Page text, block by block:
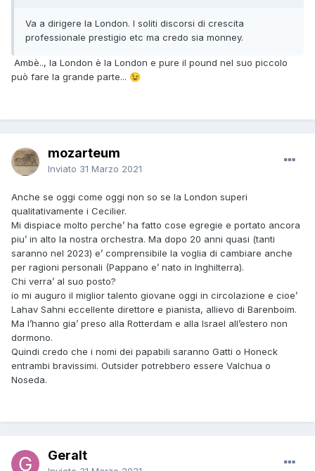
Va a dirigere la London. I soliti discorsi di crescita
professionale prestigio etc ma credo sia monney.
Ambè.., la London è la London e pure il pound nel suo piccolo
può fare la grande parte... 😉
mozarteum
Inviato 31 Marzo 2021
Anche se oggi come oggi non so se la London superi
qualitativamente i Cecilier.
Mi dispiace molto perche’ ha fatto cose egregie e portato ancora
piu’ in alto la nostra orchestra. Ma dopo 20 anni quasi (tanti
saranno nel 2023) e’ comprensibile la voglia di cambiare anche
per ragioni personali (Pappano e’ nato in Inghilterra).
Chi verra’ al suo posto?
io mi auguro il miglior talento giovane oggi in circolazione e cioe’
Lahav Sahni eccellente direttore e pianista, allievo di Barenboim.
Ma l’hanno gia’ preso alla Rotterdam e alla Israel all’estero non
dormono.
Quindi credo che i nomi dei papabili saranno Gatti o Honeck
entrambi bravissimi. Outsider potrebbero essere Valchua o
Noseda.
Geralt